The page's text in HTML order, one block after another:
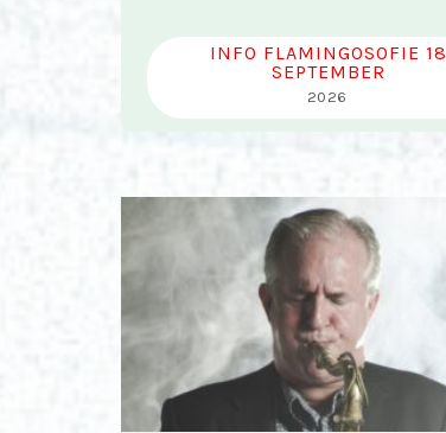
INFO FLAMINGOSOFIE 18
SEPTEMBER
2026